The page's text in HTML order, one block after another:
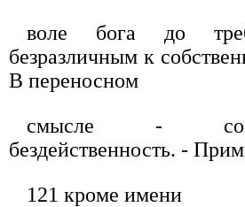
воле бога до
безразличным к
В переносном
смысле -
бездейственность. -
121 кроме имени